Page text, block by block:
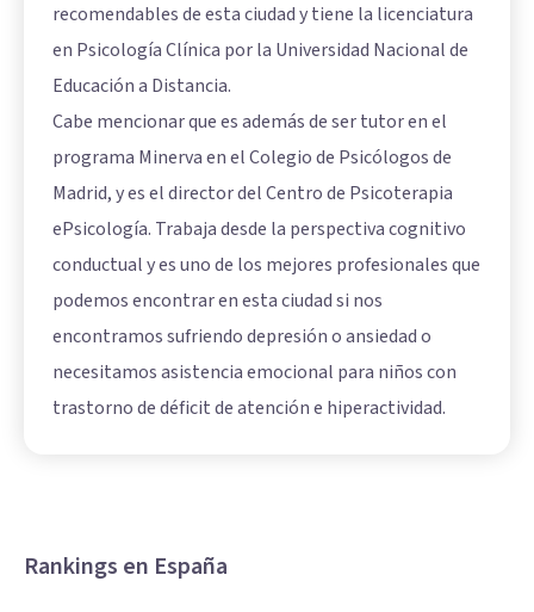
recomendables de esta ciudad y tiene la licenciatura
en Psicología Clínica por la Universidad Nacional de
Educación a Distancia.
Cabe mencionar que es además de ser tutor en el
programa Minerva en el Colegio de Psicólogos de
Madrid, y es el director del Centro de Psicoterapia
ePsicología. Trabaja desde la perspectiva cognitivo
conductual y es uno de los mejores profesionales que
podemos encontrar en esta ciudad si nos
encontramos sufriendo depresión o ansiedad o
necesitamos asistencia emocional para niños con
trastorno de déficit de atención e hiperactividad.
Rankings en España